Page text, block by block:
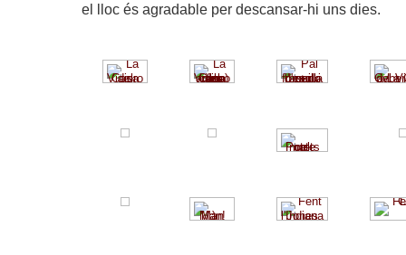
el lloc és agradable per descansar-hi uns dies.